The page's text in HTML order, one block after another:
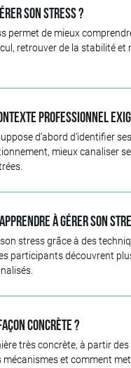
son stress ?
de mieux
retrouver de la stabilité
professionnel
d’abord d’identifier
mieux canaliser
à gérer son
stress grâce à des
participants découvrent
concrète ?
très concrète, à partir
et comment